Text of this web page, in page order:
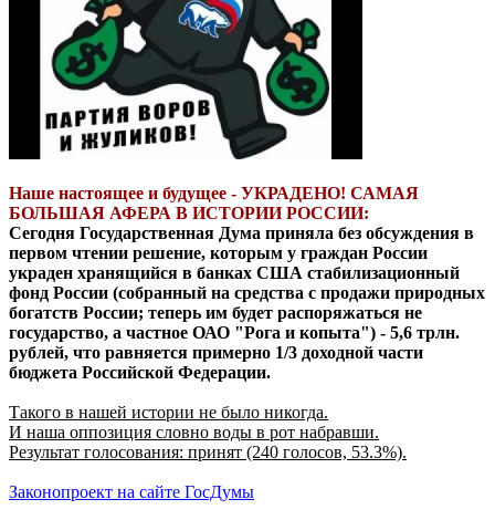
Наше настоящее и будущее - УКРАДЕНО! САМАЯ
БОЛЬШАЯ АФЕРА В ИСТОРИИ РОССИИ:
Сегодня Государственная Дума приняла без обсуждения в
первом чтении решение, которым у граждан России
украден хранящийся в банках США стабилизационный
фонд России (собранный на средства с продажи природных
богатств России; теперь им будет распоряжаться не
государство, а частное ОАО "Рога и копыта") - 5,6 трлн.
рублей, что равняется примерно 1/3 доходной части
бюджета Российской Федерации.
Такого в нашей истории не было никогда.
И наша оппозиция словно воды в рот набравши.
Результат голосования: принят (240 голосов, 53.3%).
Законопроект на сайте ГосДумы